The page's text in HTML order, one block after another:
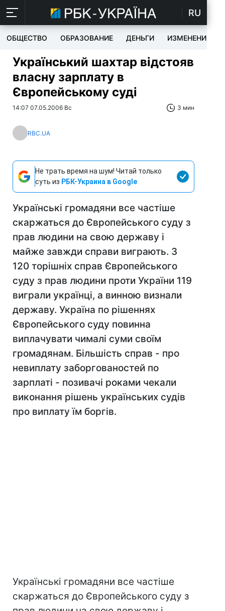
RU
ОБЩЕСТВО ОБРАЗОВАНИЕ ДЕНЬГИ ИЗМЕНЕНИЯ
Український шахтар відстояв
власну зарплату в
Європейському суді
14:07 07.05.2006 Вс 3 мин
RBC.UA
Не трать время на шум! Читай только
суть из РБК-Украина в Google
Українські громадяни все частіше
скаржаться до Європейського суду з
прав людини на свою державу і
майже завжди справи виграють. З
120 торішніх справ Європейського
суду з прав людини проти України 119
виграли українці, а винною визнали
державу. Україна по рішеннях
Європейського суду повинна
виплачувати чималі суми своїм
громадянам. Більшість справ - про
невиплату заборгованостей по
зарплаті - позивачі роками чекали
виконання рішень українських судів
про виплату їм боргів.
Українські громадяни все частіше
скаржаться до Європейського суду з